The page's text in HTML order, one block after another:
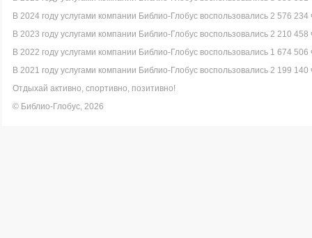
В 2024 году услугами компании Библио-Глобус воспользовались 2 576 234
В 2023 году услугами компании Библио-Глобус воспользовались 2 210 458
В 2022 году услугами компании Библио-Глобус воспользовались 1 674 506
В 2021 году услугами компании Библио-Глобус воспользовались 2 199 140
Отдыхай активно, спортивно, позитивно!
© Библио-Глобус, 2026